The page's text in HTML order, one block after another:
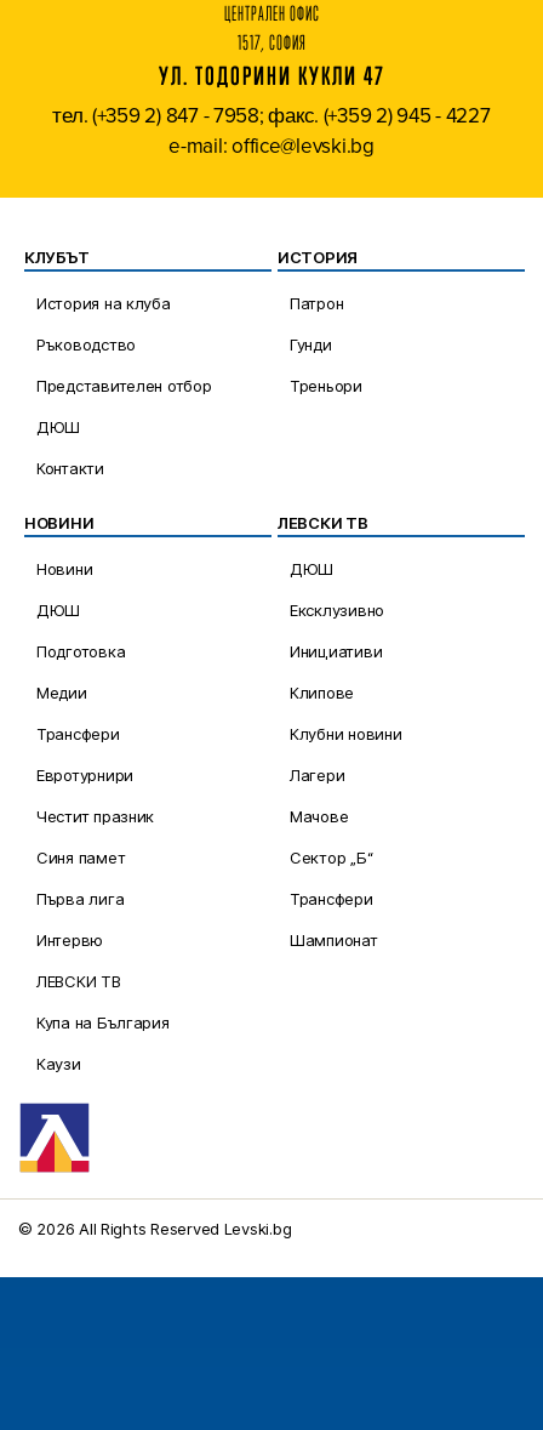
ЦЕНТРАЛЕН ОФИС
1517, СОФИЯ
УЛ. ТОДОРИНИ КУКЛИ 47
тел. (+359 2) 847 - 7958; факс. (+359 2) 945 - 4227
e-mail: office@levski.bg
КЛУБЪТ
История на клуба
Ръководство
Представителен отбор
ДЮШ
Контакти
ИСТОРИЯ
Патрон
Гунди
Треньори
НОВИНИ
Новини
ДЮШ
Подготовка
Медии
Трансфери
Евротурнири
Честит празник
Синя памет
Първа лига
Интервю
ЛЕВСКИ ТВ
Купа на България
Каузи
ЛЕВСКИ ТВ
ДЮШ
Ексклузивно
Инициативи
Клипове
Клубни новини
Лагери
Мачове
Сектор „Б“
Трансфери
Шампионат
© 2026 All Rights Reserved Levski.bg